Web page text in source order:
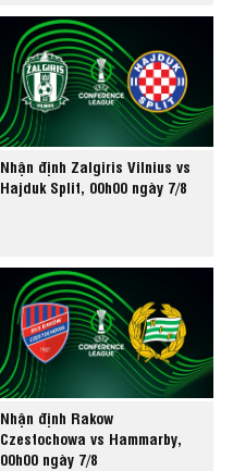
Nhận định Zalgiris Vilnius vs
Hajduk Split, 00h00 ngày 7/8
Nhận định Rakow
Czestochowa vs Hammarby,
00h00 ngày 7/8